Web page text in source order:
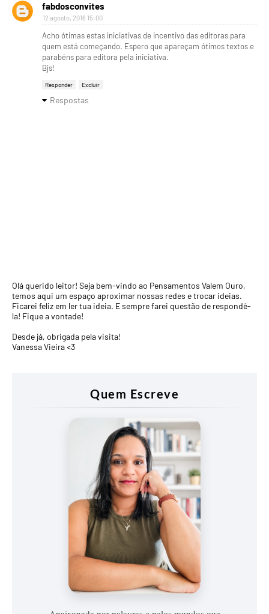
fabdosconvites
12 agosto, 2016 15:00
Acho ótimas estas iniciativas de incentivo das editoras para
quem está começando. Espero que apareçam ótimos textos e
parabéns para editora pela iniciativa.
Bjs!
Responder Excluir
Respostas
Olá querido leitor! Seja bem-vindo ao Pensamentos Valem Ouro,
temos aqui um espaço aproximar nossas redes e trocar ideias.
Ficarei feliz em ler tua ideia. E sempre farei questão de respondê-
la! Fique a vontade!
Desde já, obrigada pela visita!
Vanessa Vieira <3
Quem Escreve
Vanessa
Vieira